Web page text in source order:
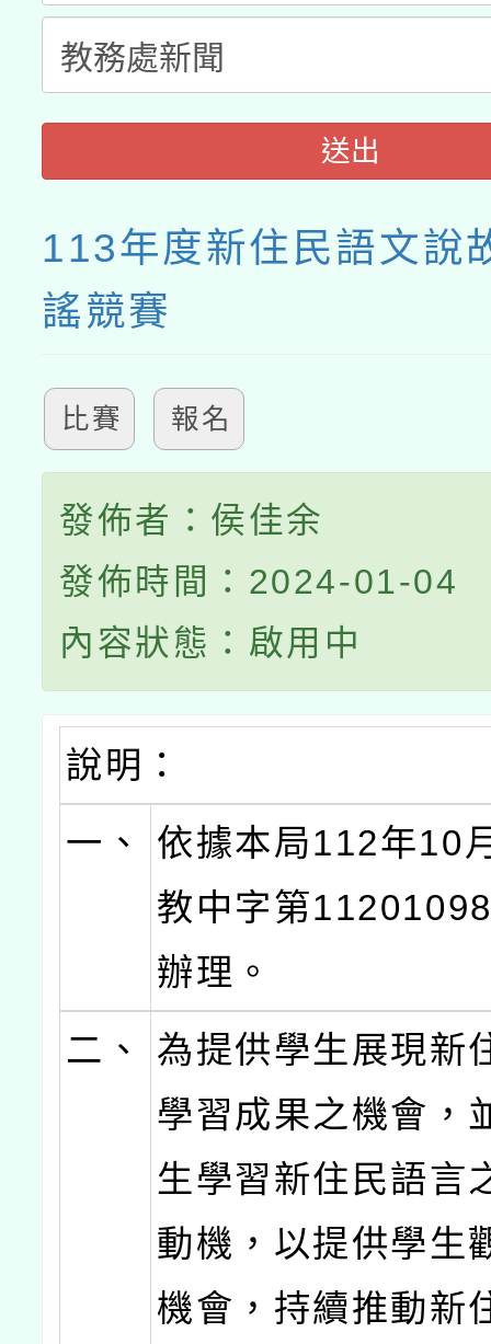
送出
113年度新住民語文說
謠競賽
比賽 報名
發佈者：侯佳余
發佈時間：2024-01-04
內容狀態：啟用中
說明：
一、
依據本局112年10
教中字第
辦理。
二、
為提供學生展現新
學習成果之機會，
生學習新住民語言
動機，以提供學生
機會，持續推動新